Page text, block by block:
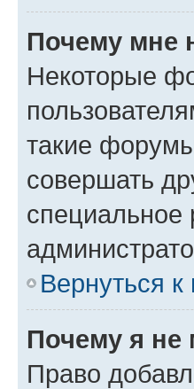
Почему мне
Некоторые
такие
совершать
Вернуться к
Почему я не
Право